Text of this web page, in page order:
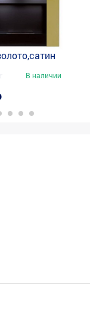
В наличии